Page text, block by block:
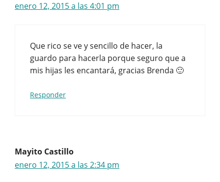
enero 12, 2015 a las 4:01 pm
Que rico se ve y sencillo de hacer, la
guardo para hacerla porque seguro que a
mis hijas les encantará, gracias Brenda 🙂
Responder
Mayito Castillo
enero 12, 2015 a las 2:34 pm